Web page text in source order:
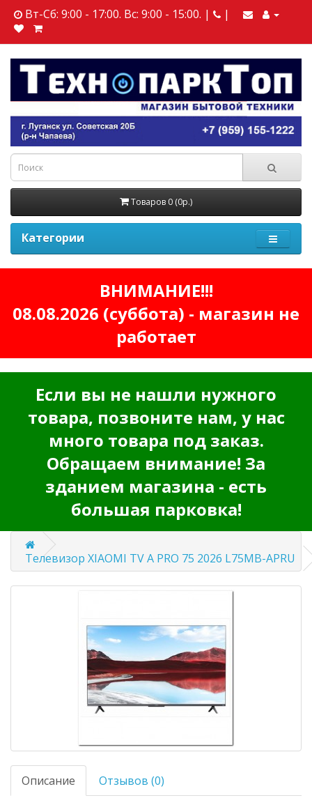
Вт-Сб: 9:00 - 17:00. Вс: 9:00 - 15:00. | |
Товаров 0 (0р.)
Категории
ВНИМАНИЕ!!!
08.08.2026 (суббота) - магазин не
работает
Если вы не нашли нужного
товара, позвоните нам, у нас
много товара под заказ.
Обращаем внимание! За
зданием магазина - есть
большая парковка!
Телевизор XIAOMI TV A PRO 75 2026 L75MB-APRU
Описание Отзывов (0)